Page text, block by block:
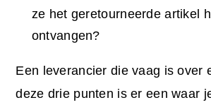
ze het geretourneerde artikel
ontvangen?
Een leverancier die vaag is over
deze drie punten is er een waar